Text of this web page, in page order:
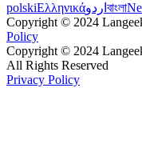
polskiΕλληνικάاردو বাংলা
Copyright © 2024
Policy
Copyright © 2024
All Rights Reserved
Privacy Policy